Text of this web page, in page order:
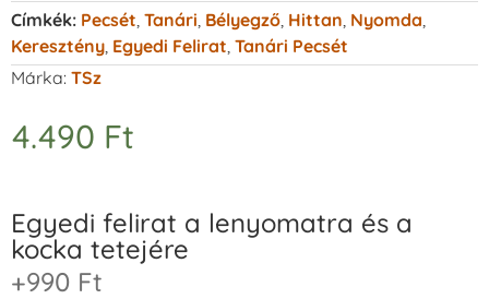
Címkék: Pecsét, Tanári, Bélyegző, Hittan, Nyomda,
Keresztény, Egyedi Felirat, Tanári Pecsét
Márka: TSz
4.490 Ft
Egyedi felirat a lenyomatra és a
kocka tetejére
+990 Ft